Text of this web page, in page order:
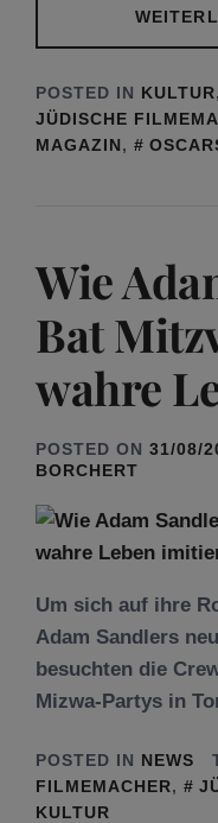
POSTED IN KULTUR,
JÜDISCHE
MAGAZIN,
Wie
Bat
wahre
POSTED ON 31/08/
BORCHERT
Um sich auf ihre
Adam Sandlers
besuchten die
Mizwa-Partys in
POSTED IN NEWS
FILMEMACHER,
KULTUR